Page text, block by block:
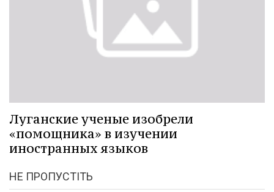
Луганские ученые изобрели
«помощника» в изучении
иностранных языков
НЕ ПРОПУСТІТЬ